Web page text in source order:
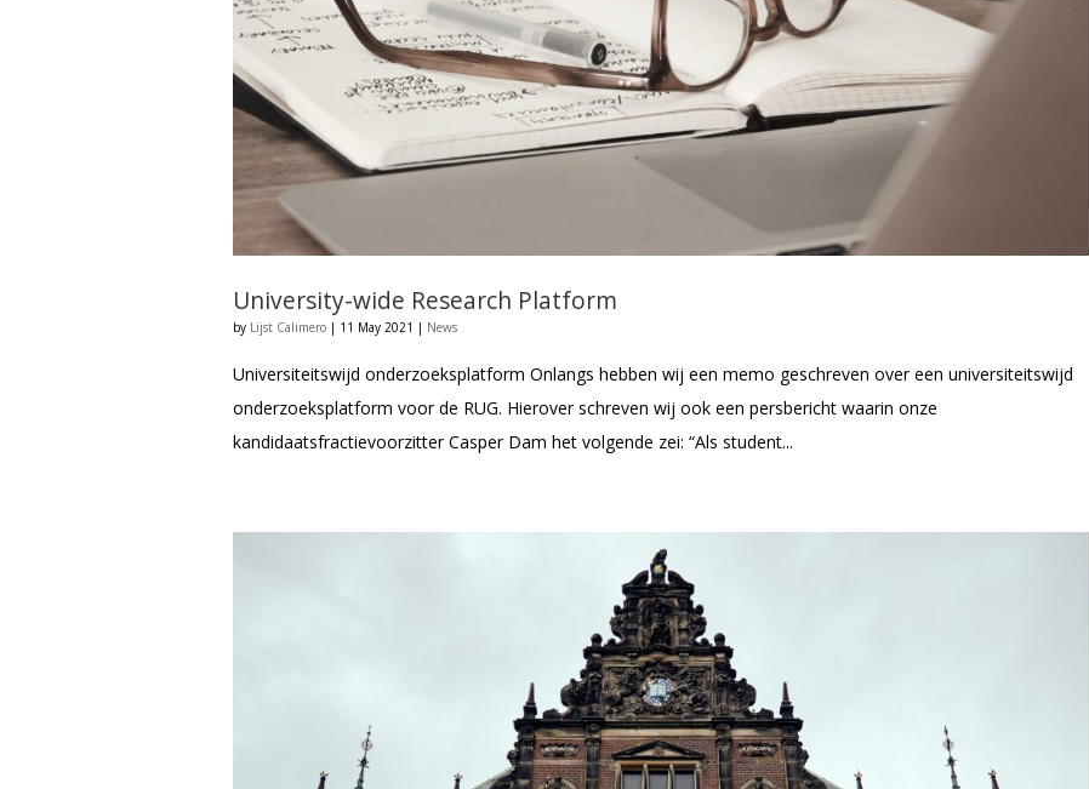
University-wide Research Platform
by Lijst Calimero | 11 May 2021 | News
Universiteitswijd onderzoeksplatform Onlangs hebben wij een memo geschreven over een universiteitswijd
onderzoeksplatform voor de RUG. Hierover schreven wij ook een persbericht waarin onze
kandidaatsfractievoorzitter Casper Dam het volgende zei: “Als student...